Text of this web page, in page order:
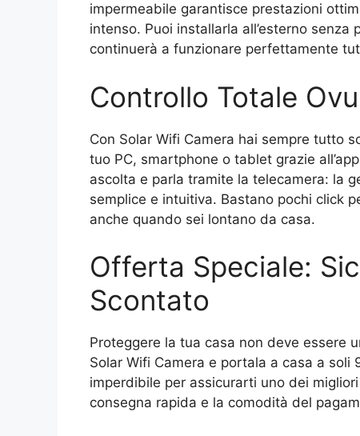
impermeabile garantisce prestazioni
intenso. Puoi installarla all’esterno
continuerà a funzionare perfettamente
Controllo Totale
Con Solar Wifi Camera hai sempre tutto
tuo PC, smartphone o tablet grazie
ascolta e parla tramite la telecamera: la
semplice e intuitiva. Bastano pochi click
anche quando sei lontano da casa.
Offerta Speciale:
Scontato
Proteggere la tua casa non deve essere
Solar Wifi Camera e portala a casa a
imperdibile per assicurarti uno dei
consegna rapida e la comodità del